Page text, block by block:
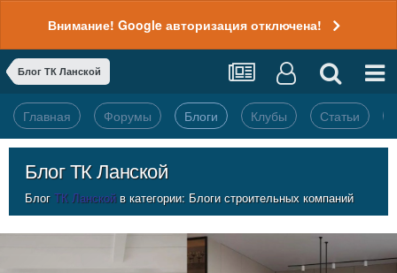
Внимание! Google авторизация отключена!
Блог ТК Ланской
Главная Форумы Блоги Клубы Статьи
Блог ТК Ланской
Блог ТК Ланскойв категории: Блоги строительных компаний